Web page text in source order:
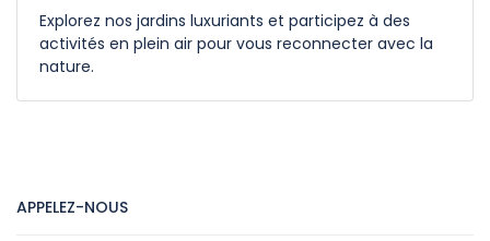
Explorez nos jardins luxuriants et participez à des
activités en plein air pour vous reconnecter avec la
nature.
APPELEZ-NOUS